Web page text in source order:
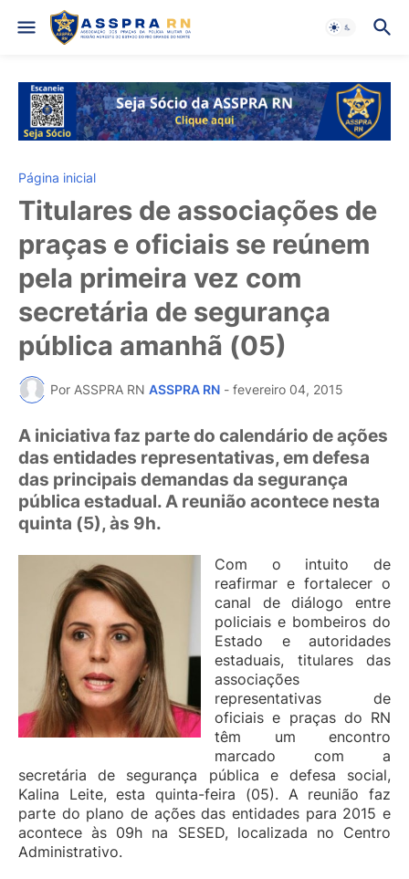
Página inicial
Titulares de associações de
praças e oficiais se reúnem
pela primeira vez com
secretária de segurança
pública amanhã (05)
Por ASSPRA RN ASSPRA RN - fevereiro 04, 2015
A iniciativa faz parte do calendário de ações
das entidades representativas, em defesa
das principais demandas da segurança
pública estadual. A reunião acontece nesta
quinta (5), às 9h.
Com o intuito de
reafirmar e fortalecer o
canal de diálogo entre
policiais e bombeiros do
Estado e autoridades
estaduais, titulares das
associações
representativas de
oficiais e praças do RN
têm um encontro
marcado com a
secretária de segurança pública e defesa social,
Kalina Leite, esta quinta-feira (05). A reunião faz
parte do plano de ações das entidades para 2015 e
acontece às 09h na SESED, localizada no Centro
Administrativo.